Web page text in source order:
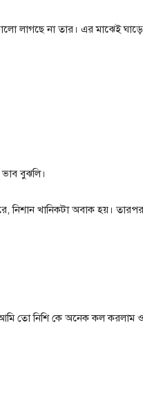
লাগছে না তার। এর মাঝেই
ভাব বুঝলি।
নিশান খানিকটা অবাক হয়।
তো নিশি কে অনেক কল করলাম